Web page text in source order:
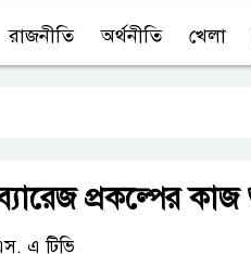
রাজনীতি অর্থনীতি খেলা
প্রকল্পের
এ টিভি